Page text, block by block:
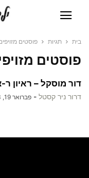
בית תגיות פוסטים
פוסטים
דור מוסקל – ראיון ר-
דרור ניר קסטל - פברואר 19, 2013